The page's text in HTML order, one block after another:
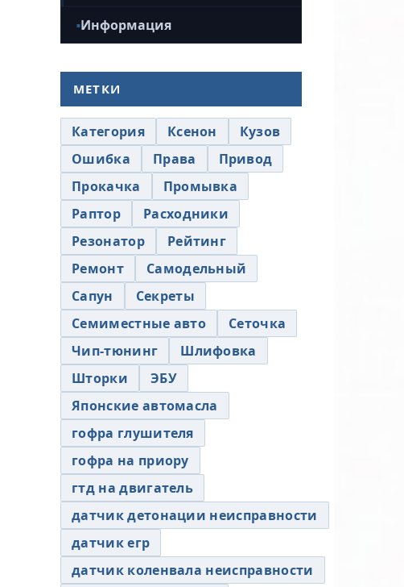
Информация
МЕТКИ
Категория Ксенон
Кузов
Ошибка
Права
Привод
Прокачка
Промывка
Раптор
Расходники
Резонатор
Рейтинг
Ремонт
Самодельный
Сапун
Секреты
Семиместные авто
Сеточка
Чип-тюнинг
Шлифовка
Шторки
ЭБУ
Японские автомасла
гофра глушителя
гофра на приору
гтд на двигатель
датчик детонации неисправности
датчик егр
датчик коленвала неисправности